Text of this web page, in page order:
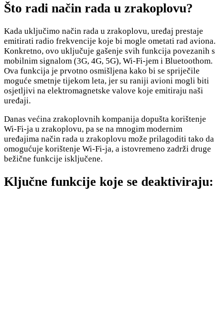
Što radi način rada u zrakoplovu?
Kada uključimo način rada u zrakoplovu, uređaj prestaje
emitirati radio frekvencije koje bi mogle ometati rad aviona.
Konkretno, ovo uključuje gašenje svih funkcija povezanih s
mobilnim signalom (3G, 4G, 5G), Wi-Fi-jem i Bluetoothom.
Ova funkcija je prvotno osmišljena kako bi se spriječile
moguće smetnje tijekom leta, jer su raniji avioni mogli biti
osjetljivi na elektromagnetske valove koje emitiraju naši
uređaji.
Danas većina zrakoplovnih kompanija dopušta korištenje
Wi-Fi-ja u zrakoplovu, pa se na mnogim modernim
uređajima način rada u zrakoplovu može prilagoditi tako da
omogućuje korištenje Wi-Fi-ja, a istovremeno zadrži druge
bežične funkcije isključene.
Ključne funkcije koje se deaktiviraju: